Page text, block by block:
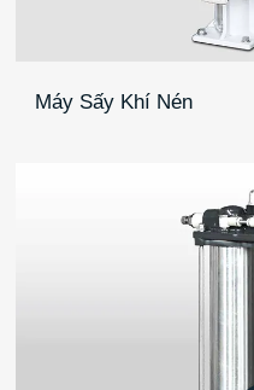
Máy Sấy Khí Nén